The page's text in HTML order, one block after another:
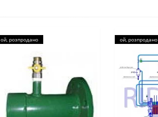
ой, розпродано ой, розпродано